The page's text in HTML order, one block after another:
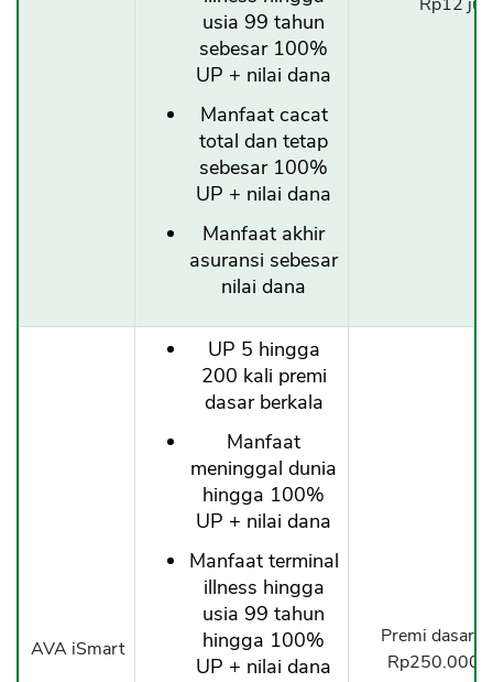
usia 99 tahun
sebesar 100%
UP + nilai dana
Manfaat cacat
total dan tetap
sebesar 100%
UP + nilai dana
Manfaat akhir
asuransi sebesar
nilai dana
Rp12
AVA iSmart
UP 5 hingga
200 kali premi
dasar berkala
Manfaat
meninggal dunia
hingga 100%
UP + nilai dana
Manfaat terminal
illness hingga
usia 99 tahun
hingga 100%
UP + nilai dana
Premi dasar
Rp250.000/
CANCEL